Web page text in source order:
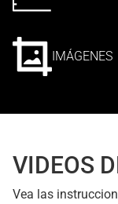
IMÁGENES
VIDEOS
Vea las